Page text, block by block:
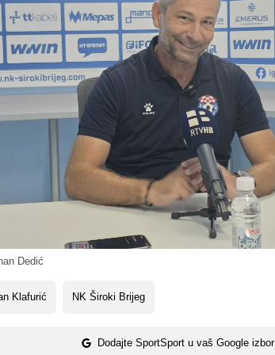
Dedić
Klafurić NK Široki Brijeg
Dodajte SportSport u vaš Google izbor